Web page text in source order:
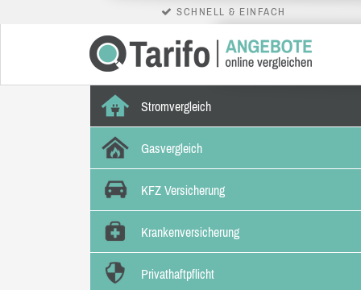
SCHNELL & EINFACH
Stromvergleich
Gasvergleich
KFZ Versicherung
Krankenversicherung
Privathaftpflicht